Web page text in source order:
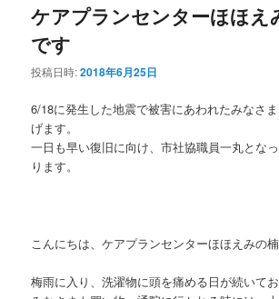
ケアプランセンターほほえ
です
投稿日時:2018年6月25日
6/18に発生した地震で被害にあわれたみなさ
げます。
一日も早い復旧に向け、市社協職員一丸とな
ります。
こんにちは、ケアプランセンターほほえみの楠
梅雨に入り、洗濯物に頭を痛める日が続いてお